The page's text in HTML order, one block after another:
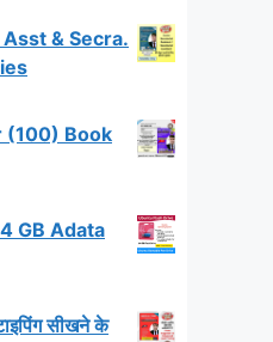
& Secra.
(100) Book
GB Adata
सीखने के